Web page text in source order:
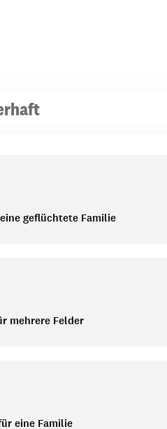
geflüchtete Familie
mehrere Felder
eine Familie